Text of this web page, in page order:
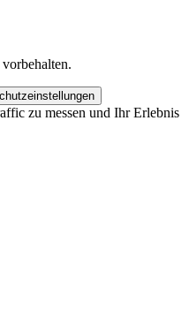
zu messen und Ihr Erlebnis